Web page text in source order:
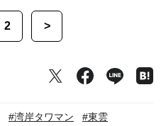
2 >
#湾岸タワマン #東雲